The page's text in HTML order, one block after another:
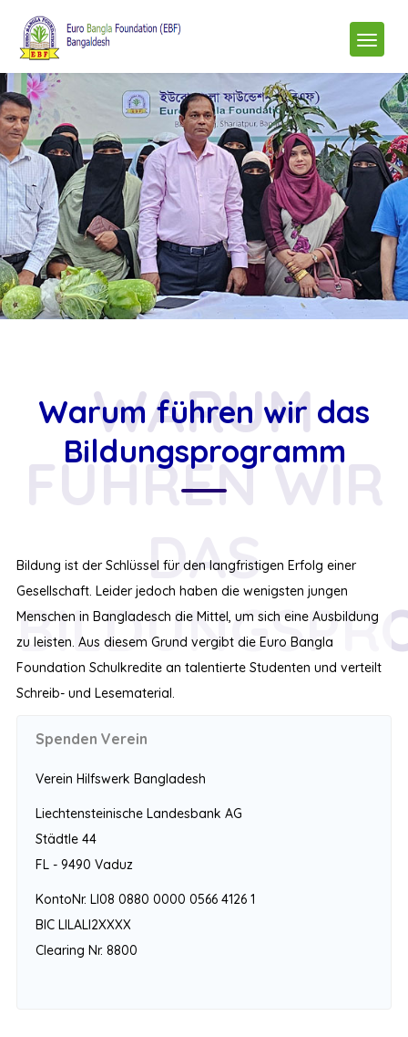
Warum führen wir das
Bildungsprogramm
WARUM
FÜHREN WIR
DAS
Bildung ist der Schlüssel für den langfristigen Erfolg einer
Gesellschaft. Leider jedoch haben die wenigsten jungen
Menschen in Bangladesch die Mittel, um sich eine Ausbildung
zu leisten. Aus diesem Grund vergibt die Euro Bangla
Foundation Schulkredite an talentierte Studenten und verteilt
Schreib- und Lesematerial.
Spenden Verein
Verein Hilfswerk Bangladesh
Liechtensteinische Landesbank AG
Städtle 44
FL - 9490 Vaduz
KontoNr. LI08 0880 0000 0566 4126 1
BIC LILALI2XXXX
Clearing Nr. 8800